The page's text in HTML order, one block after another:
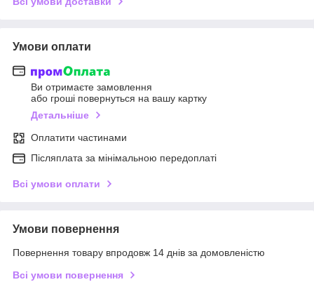
Умови оплати
Ви отримаєте замовлення
або гроші повернуться на вашу картку
Детальніше
Оплатити частинами
Післяплата за мінімальною передоплаті
Всі умови оплати
Умови повернення
Повернення товару впродовж 14 днів за домовленістю
Всі умови повернення